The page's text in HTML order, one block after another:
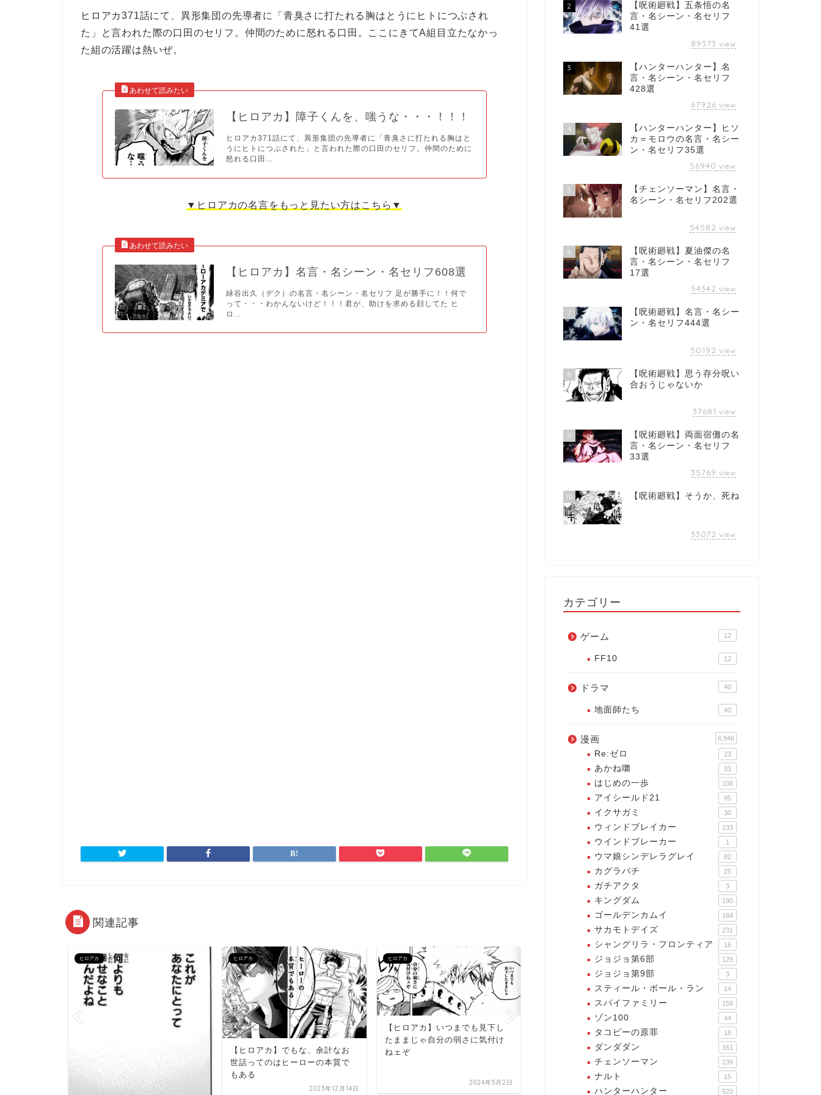
ヒロアカ371話にて、異形集団の先導者に「青臭さに打たれる胸はとうにヒトにつぶされ
た」と言われた際の口田のセリフ。仲間のために怒れる口田。ここにきてA組目立たなかっ
た組の活躍は熱いぜ。
【ヒロアカ】障子くんを、嗤うな・・・！！！
ヒロアカ371話にて、異形集団の先導者に「青臭さに打たれる胸はと
うにヒトにつぶされた」と言われた際の口田のセリフ。仲間のために
怒れる口田...
▼ヒロアカの名言をもっと見たい方はこちら▼
【ヒロアカ】名言・名シーン・名セリフ608選
緑谷出久（デク）の名言・名シーン・名セリフ 足が勝手に！！何で
って・・・わかんないけど！！！君が、助けを求める顔してた ヒ
ロ...
関連記事
ヒロアカ ヒロアカ
【ヒロアカ】でもな、余計なお
世話ってのはヒーローの本質で
もある
2023年12月14日
ヒロアカ
【ヒロアカ】いつまでも見下し
たままじゃ自分の弱さに気付け
ねェぞ
2024年5月2日
【ヒロアカ】でもな、余計なお
世話ってのはヒーローの本質で
2
【呪術廻戦】五条悟の名
言・名シーン・名セリフ
41選
89373 view
3
【ハンターハンター】名
言・名シーン・名セリフ
428選
67926 view
4
【ハンターハンター】ヒソ
カ＝モロウの名言・名シー
ン・名セリフ35選
56940 view
5
【チェンソーマン】名言・
名シーン・名セリフ202選
54582 view
6
【呪術廻戦】夏油傑の名
言・名シーン・名セリフ
17選
54342 view
7
【呪術廻戦】名言・名シー
ン・名セリフ444選
50192 view
8
【呪術廻戦】思う存分呪い
合おうじゃないか
37681 view
9
【呪術廻戦】両面宿儺の名
言・名シーン・名セリフ
33選
35769 view
10 【呪術廻戦】そうか、死ね
33072 view
カテゴリー
ゲーム 12
FF10 12
ドラマ 40
地面師たち 40
漫画 6,946
Re:ゼロ 23
あかね囃 33
はじめの一歩 108
アイシールド21 95
イクサガミ 30
ウィンドブレイカー 133
ウインドブレーカー 1
ウマ娘シンデレラグレイ 82
カグラバチ 25
ガチアクタ 3
キングダム 190
ゴールデンカムイ 164
サカモトデイズ 231
シャングリラ・フロンティア 16
ジョジョ第6部 129
ジョジョ第9部 3
スティール・ボール・ラン 14
スパイファミリー 158
ゾン100 44
タコピーの原罪 18
ダンダダン 161
チェンソーマン 239
ナルト 15
ハンターハンター 520